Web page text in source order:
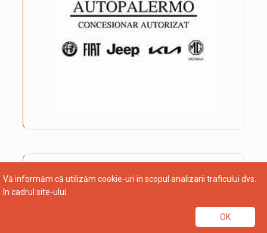
Vă informăm că utilizăm cookie-uri in scopul analizarii traficului dvs.
în cadrul site-ului.
OK